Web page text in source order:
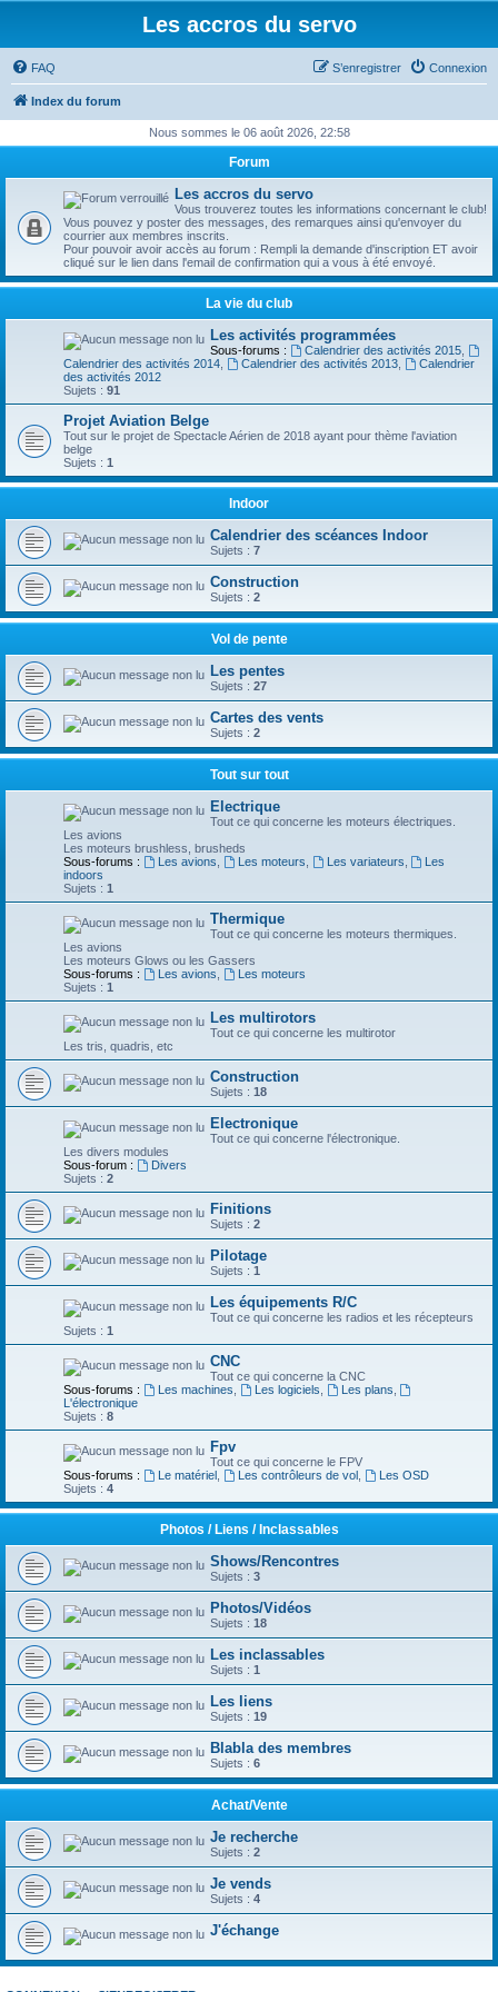
Les accros du servo
FAQ Connexion
S’enregistrer
Index du forum
Nous sommes le 06 août 2026, 22:58
Forum
Les accros du servo
Vous trouverez toutes les informations concernant le club!
Vous pouvez y poster des messages, des remarques ainsi qu'envoyer du
courrier aux membres inscrits.
Pour pouvoir avoir accès au forum : Rempli la demande d'inscription ET avoir
cliqué sur le lien dans l'email de confirmation qui a vous à été envoyé.
La vie du club
Les activités programmées
Sous-forums : Calendrier des activités 2015,
Calendrier des activités 2014
Calendrier des activités 2013,
Calendrier
des activités 2012
Sujets : 91
Projet Aviation Belge
Tout sur le projet de Spectacle Aérien de 2018 ayant pour thème l'aviation
belge
Sujets : 1
Indoor
Calendrier des scéances Indoor
Sujets : 7
Construction
Sujets : 2
Vol de pente
Les pentes
Sujets : 27
Cartes des vents
Sujets : 2
Tout sur tout
Electrique
Tout ce qui concerne les moteurs électriques.
Les avions
Les moteurs brushless, brusheds
Sous-forums :
Les avions Les moteurs Les variateurs
Les
indoors
Sujets : 1
Thermique
Tout ce qui concerne les moteurs thermiques.
Les avions
Les moteurs Glows ou les Gassers
Sous-forums :
Les avions
Les moteurs
Sujets : 1
Les multirotors
Tout ce qui concerne les multirotor
Les tris, quadris, etc
Construction
Sujets : 18
Electronique
Tout ce qui concerne l'électronique.
Les divers modules
Sous-forum :
Divers
Sujets : 2
Finitions
Sujets : 2
Pilotage
Sujets : 1
Les équipements R/C
Tout ce qui concerne les radios et les récepteurs
Sujets : 1
CNC
Tout ce qui concerne la CNC
Sous-forums :
Les machines Les logiciels Les plans
L'électronique
Sujets : 8
Fpv
Tout ce qui concerne le FPV
Sous-forums :
Le matériel, Les contrôleurs de vol,
Les OSD
Sujets : 4
Photos / Liens / Inclassables
Shows/Rencontres
Sujets : 3
Photos/Vidéos
Sujets : 18
Les inclassables
Sujets : 1
Les liens
Sujets : 19
Blabla des membres
Sujets : 6
Achat/Vente
Je recherche
Sujets : 2
Je vends
Sujets : 4
J'échange